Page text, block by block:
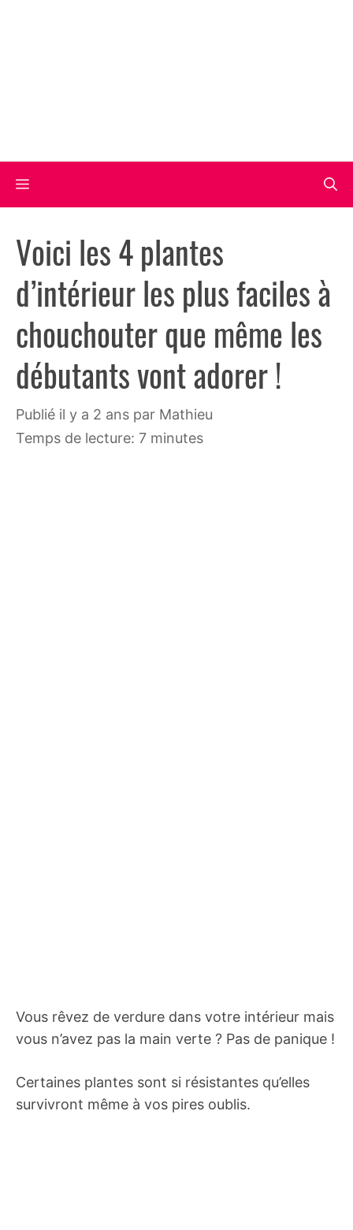
Menu
Voici les 4 plantes
d’intérieur les plus faciles à
chouchouter que même les
débutants vont adorer !
publié il y a 2 ans par Mathieu
Temps de lecture: 7 minutes
Vous rêvez de verdure dans votre intérieur mais
vous n’avez pas la main verte ? Pas de panique !
Certaines plantes sont si résistantes qu’elles
survivront même à vos pires oublis.